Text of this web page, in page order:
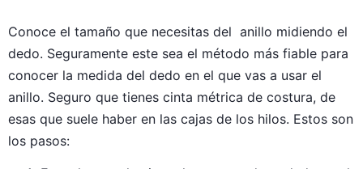
Conoce el tamaño que necesitas del anillo midiendo el
dedo. Seguramente este sea el método más fiable para
conocer la medida del dedo en el que vas a usar el
anillo. Seguro que tienes cinta métrica de costura, de
esas que suele haber en las cajas de los hilos. Estos son
los pasos: